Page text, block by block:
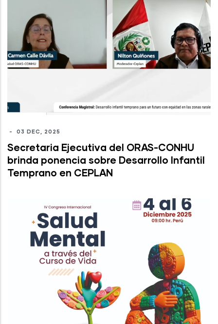
- 03 DEC, 2025
Secretaria Ejecutiva del ORAS-CONHU
brinda ponencia sobre Desarrollo Infantil
Temprano en CEPLAN